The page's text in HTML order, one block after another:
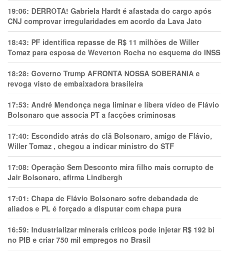
19:06: DERROTA! Gabriela Hardt é afastada do cargo após
CNJ comprovar irregularidades em acordo da Lava Jato
18:43: PF identifica repasse de R$ 11 milhões de Willer
Tomaz para esposa de Weverton Rocha no esquema do INSS
18:28: Governo Trump AFRONTA NOSSA SOBERANIA e
revoga visto de embaixadora brasileira
17:53: André Mendonça nega liminar e libera vídeo de Flávio
Bolsonaro que associa PT a facções criminosas
17:40: Escondido atrás do clã Bolsonaro, amigo de Flávio,
Willer Tomaz , chegou a indicar ministro do STF
17:08: Operação Sem Desconto mira filho mais corrupto de
Jair Bolsonaro, afirma Lindbergh
17:01: Chapa de Flávio Bolsonaro sofre debandada de
aliados e PL é forçado a disputar com chapa pura
16:59: Industrializar minerais críticos pode injetar R$ 192 bi
no PIB e criar 750 mil empregos no Brasil